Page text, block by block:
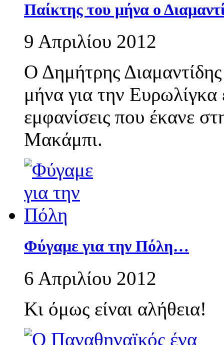
Παίκτης του μήνα ο
9 Απριλίου 2012
Ο Δημήτρης
μήνα για την Ευρωλίγκα
εμφανίσεις που έκανε
Μακάμπι.
Φύγαμε για την Πόλη…
6 Απριλίου 2012
Κι όμως είναι αλήθεια!